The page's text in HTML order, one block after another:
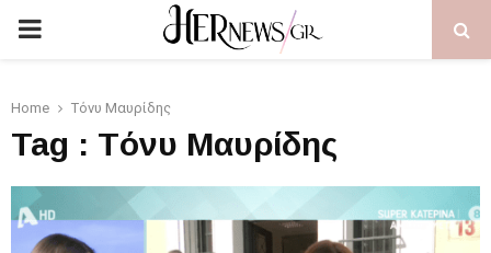
PRIMARY
Home Tόνυ Μαυρίδης
Tag : Tόνυ Μαυρίδης